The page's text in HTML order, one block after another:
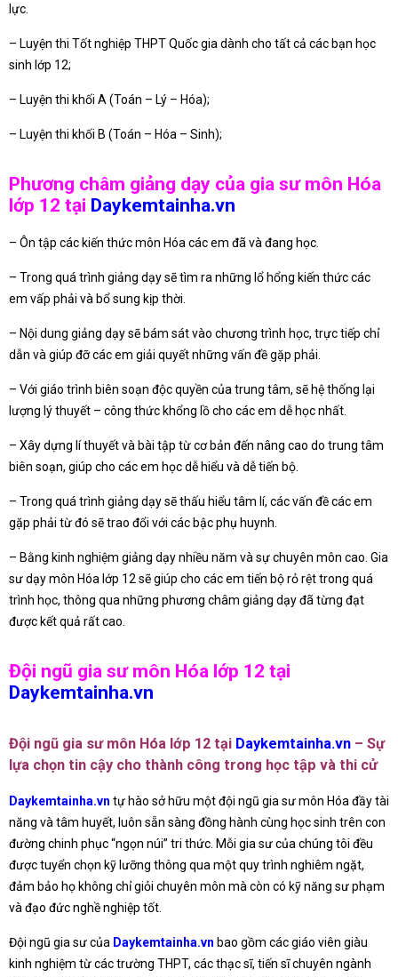
lực.
– Luyện thi Tốt nghiệp THPT Quốc gia dành cho tất cả các bạn học
sinh lớp 12;
– Luyện thi khối A (Toán – Lý – Hóa);
– Luyện thi khối B (Toán – Hóa – Sinh);
Phương châm giảng dạy của gia sư môn Hóa
lớp 12 tại Daykemtainha.vn
– Ôn tập các kiến thức môn Hóa các em đã và đang học.
– Trong quá trình giảng dạy sẽ tìm ra những lổ hổng kiến thức các
em vấp phải và bổ sung kịp thời.
– Nội dung giảng dạy sẽ bám sát vào chương trình học, trực tiếp chỉ
dẫn và giúp đỡ các em giải quyết những vấn đề gặp phải.
– Với giáo trình biên soạn độc quyền của trung tâm, sẽ hệ thống lại
lượng lý thuyết – công thức khổng lồ cho các em dễ học nhất.
– Xây dựng lí thuyết và bài tập từ cơ bản đến nâng cao do trung tâm
biên soạn, giúp cho các em học dễ hiểu và dễ tiến bộ.
– Trong quá trình giảng dạy sẽ thấu hiểu tâm lí, các vấn đề các em
gặp phải từ đó sẽ trao đổi với các bậc phụ huynh.
– Bằng kinh nghiệm giảng dạy nhiều năm và sự chuyên môn cao. Gia
sư dạy môn Hóa lớp 12 sẽ giúp cho các em tiến bộ rỏ rệt trong quá
trình học, thông qua những phương châm giảng dạy đã từng đạt
được kết quả rất cao.
Đội ngũ gia sư môn Hóa lớp 12 tại
Daykemtainha.vn
Đội ngũ gia sư môn Hóa lớp 12 tại Daykemtainha.vn – Sự
lựa chọn tin cậy cho thành công trong học tập và thi cử
Daykemtainha.vn tự hào sở hữu một đội ngũ gia sư môn Hóa đầy tài
năng và tâm huyết, luôn sẵn sàng đồng hành cùng học sinh trên con
đường chinh phục “ngọn núi” tri thức. Mỗi gia sư của chúng tôi đều
được tuyển chọn kỹ lưỡng thông qua một quy trình nghiêm ngặt,
đảm bảo họ không chỉ giỏi chuyên môn mà còn có kỹ năng sư phạm
và đạo đức nghề nghiệp tốt.
Đội ngũ gia sư của Daykemtainha.vn bao gồm các giáo viên giàu
kinh nghiệm từ các trường THPT, các thạc sĩ, tiến sĩ chuyên ngành